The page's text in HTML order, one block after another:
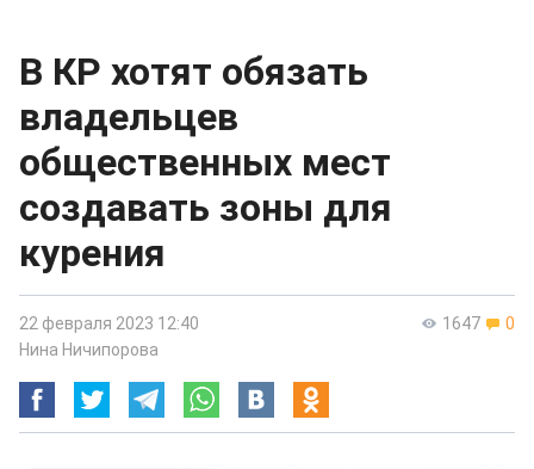
В КР хотят обязать
владельцев
общественных мест
создавать зоны для
курения
1647 0
22 февраля 2023 12:40
Нина Ничипорова